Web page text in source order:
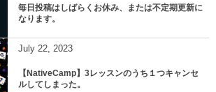
毎日投稿はしばらくお休み、または不定期更新に
なります。
July 22, 2023
【NativeCamp】3レッスンのうち１つキャンセ
ルしてしまった。